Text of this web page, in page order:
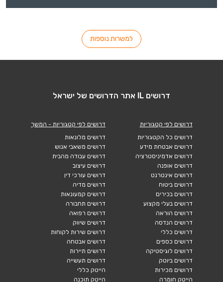
למשרות נוספות
דרושים IL אתר הדרושים של ישראל
דרושים לפי קטגוריות
דרושים כל הקטגוריות
דרושים אבטחת מידע
דרושים אדמיניסטרציה
דרושים אופנה
דרושים אינטרנט
דרושים ביטוח
דרושים בכירים
דרושים בעלי מקצוע
דרושים הוראה
דרושים הנדסה
דרושים כללי
דרושים כספים
דרושים לוגיסטיקה
דרושים ביוטק
דרושים מכירות
הייטק חומרה
דרושים לפי קטגוריות - המשך
דרושים מלונאות
דרושים משאבי אנוש
דרושים עבודה מהבית
דרושים עיצוב
דרושים עורכי דין
דרושים מדיה
דרושים קמעונאות
דרושים תחבורה
דרושים רפואה
דרושים שיווק
דרושים שירות לקוחות
דרושים אבטחה
דרושים תיירות
דרושים תעשייה
הייטק כללי
הייטק תוכנה